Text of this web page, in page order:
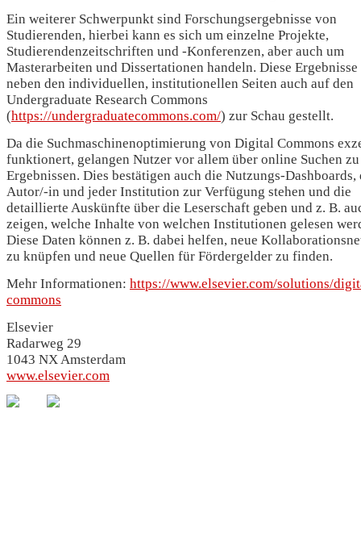
Ein weiterer Schwerpunkt sind Forschungsergebnisse von
Studierenden, hierbei kann es sich um einzelne Projekte,
Studierendenzeitschriften und -Konferenzen, aber auch um
Masterarbeiten und Dissertationen handeln. Diese
neben den individuellen, institutionellen Seiten auch auf den
Undergraduate Research Commons
(https://undergraduatecommons.com/) zur Schau gestellt.
Da die Suchmaschinenoptimierung von Digital Commons
funktionert, gelangen Nutzer vor allem über online Suchen
Ergebnissen. Dies bestätigen auch die Nutzungs-Dashboards,
Autor/-in und jeder Institution zur Verfügung stehen und die
detaillierte Auskünfte über die Leserschaft geben und z. B.
zeigen, welche Inhalte von welchen Institutionen gelesen
Diese Daten können z. B. dabei helfen, neue
zu knüpfen und neue Quellen für Fördergelder zu finden.
Mehr Informationen: https://www.elsevier.com/solutions/
commons
Elsevier
Radarweg 29
1043 NX Amsterdam
www.elsevier.com